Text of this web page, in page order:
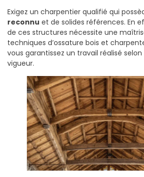
Exigez un charpentier qualifié qui
reconnu et de solides références. En
de ces structures nécessite une
techniques d’ossature bois et
vous garantissez un travail réalisé
vigueur.